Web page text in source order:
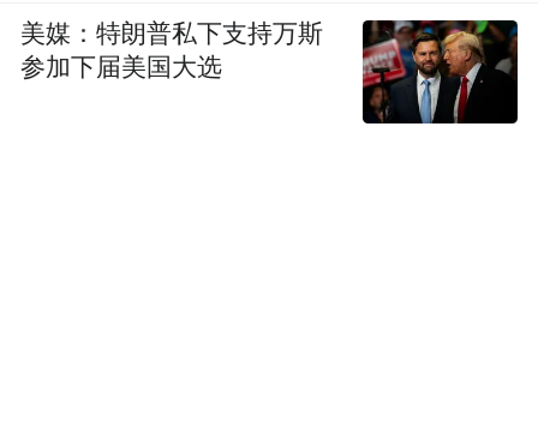
美媒：特朗普私下支持万斯
参加下届美国大选